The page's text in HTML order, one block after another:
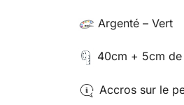
Argenté – Vert
40cm + 5cm
Accros sur le